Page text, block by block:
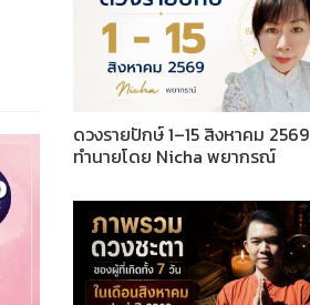
ดวงรายปักษ์ 1–15 สิงหาคม 2569
ทำนายโดย Nicha พยากรณ์